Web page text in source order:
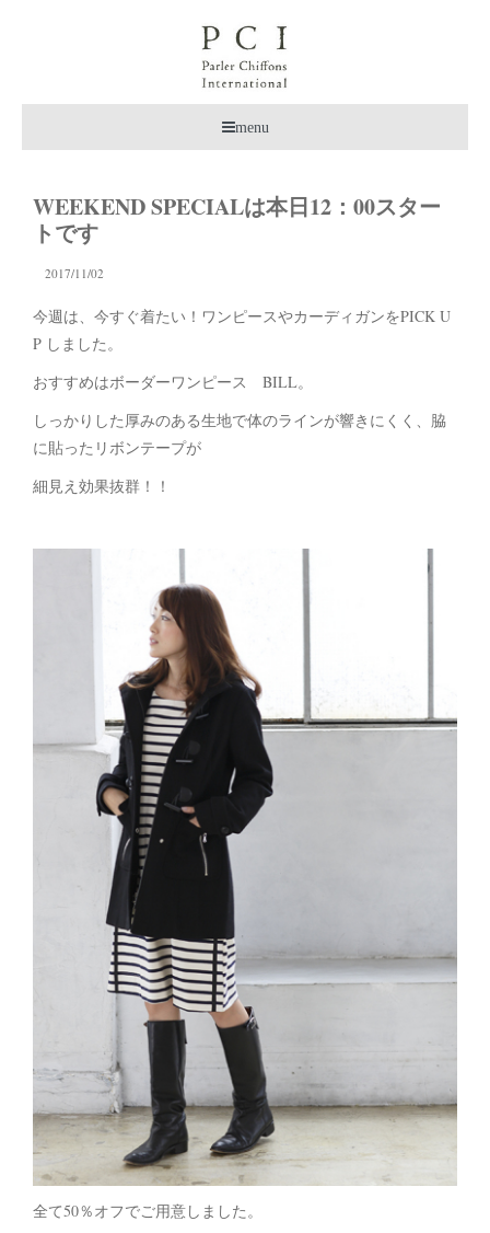
menu
WEEKEND SPECIALは本日12：00スター
トです
2017/11/02
今週は、今すぐ着たい！ワンピースやカーディガンをPICK U
P しました。
おすすめはボーダーワンピース BILL。
しっかりした厚みのある生地で体のラインが響きにくく、脇
に貼ったリボンテープが
細見え効果抜群！！
全て50％オフでご用意しました。